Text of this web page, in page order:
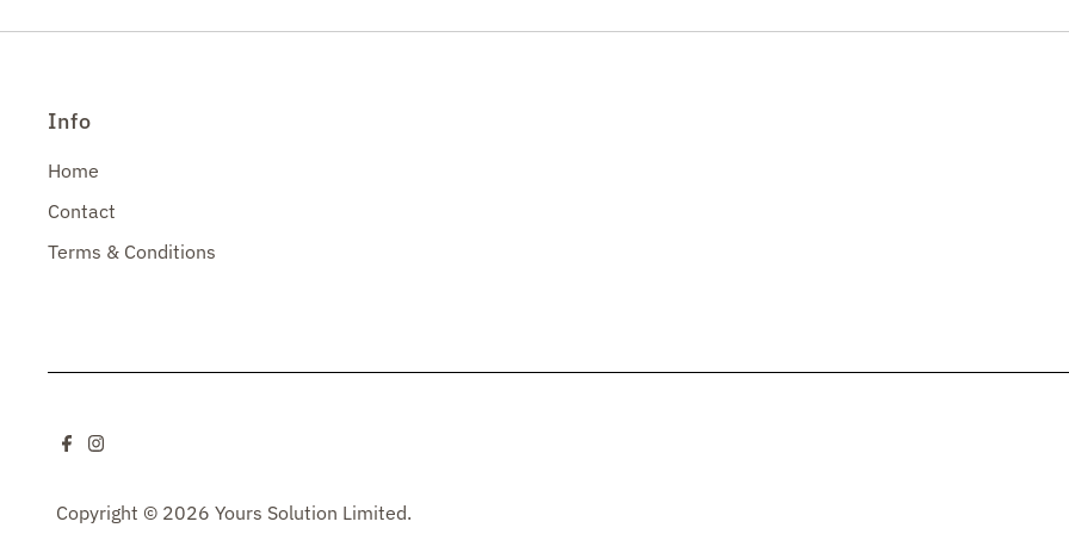
Info
Home
Contact
Terms & Conditions
Copyright © 2026 Yours Solution Limited.